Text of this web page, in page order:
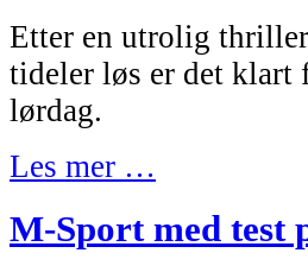
Etter en utrolig
tideler løs er det klart
lørdag.
Les mer …
M-Sport med test